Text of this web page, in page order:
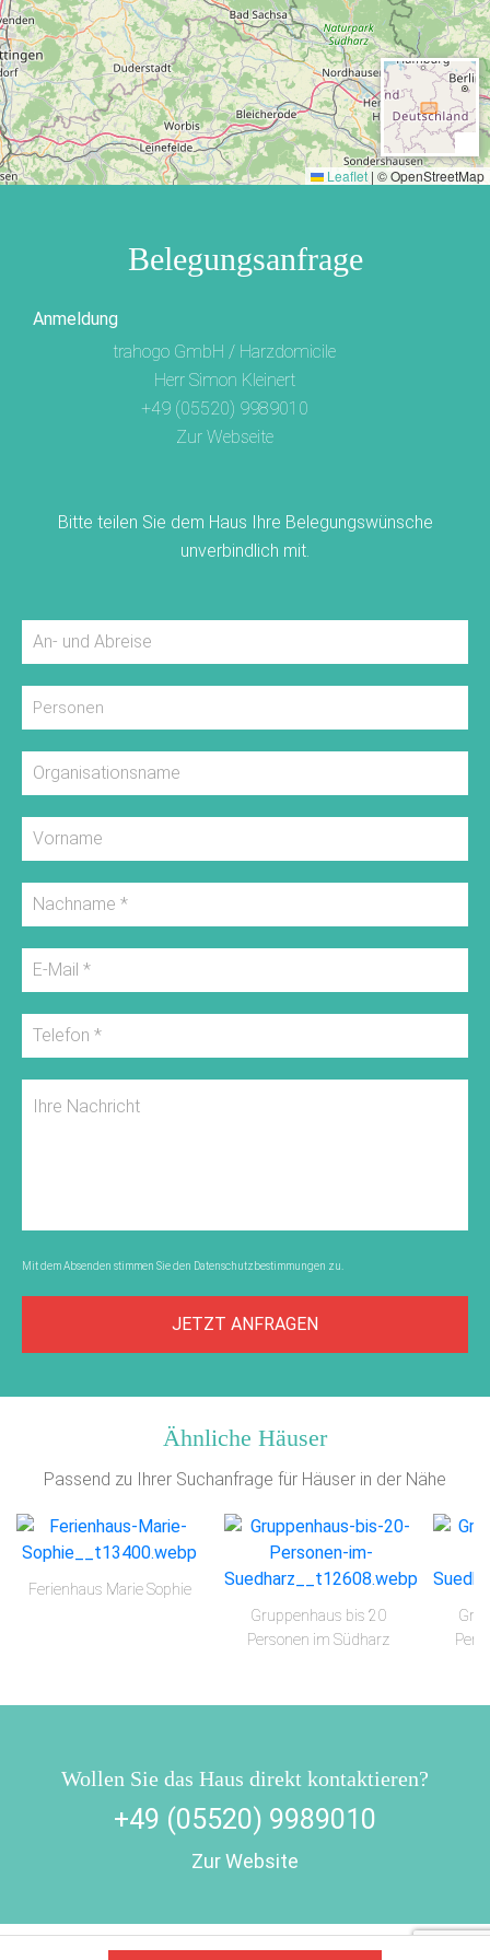
Leaflet | © OpenStreetMap
Belegungsanfrage
Anmeldung
trahogo GmbH / Harzdomicile
Herr Simon Kleinert
+49 (05520) 9989010
Zur Webseite
Bitte teilen Sie dem Haus Ihre Belegungswünsche
unverbindlich mit.
Mit dem Absenden stimmen Sie den Datenschutzbestimmungen zu.
JETZT ANFRAGEN
Ähnliche Häuser
Passend zu Ihrer Suchanfrage für Häuser in der Nähe
Ferienhaus Marie Sophie
Gruppenhaus bis 20
Personen im Südharz
Wollen Sie das Haus direkt kontaktieren?
+49 (05520) 9989010
Zur Website
Impressum AGB/Datenschutz Kontakt